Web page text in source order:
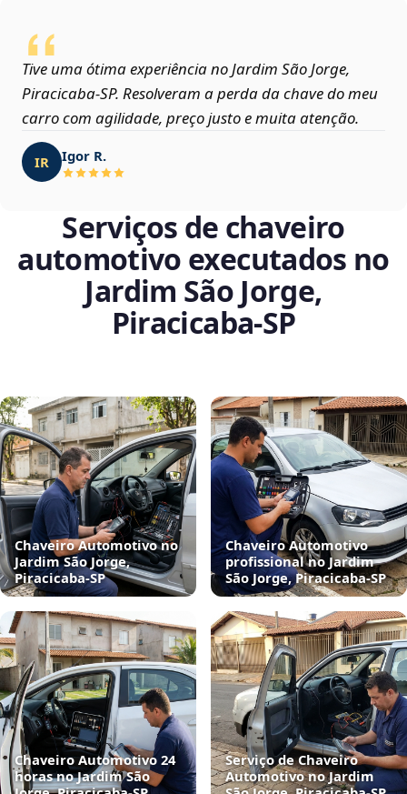
Tive uma ótima experiência no Jardim São Jorge,
Piracicaba‑SP. Resolveram a perda da chave do meu
carro com agilidade, preço justo e muita atenção.
IR Igor R.
Serviços de chaveiro
automotivo executados no
Jardim São Jorge,
Piracicaba‑SP
Chaveiro Automotivo no
Jardim São Jorge,
Piracicaba‑SP
Chaveiro Automotivo
profissional no Jardim
São Jorge, Piracicaba‑SP
Chaveiro Automotivo 24
horas no Jardim São
Serviço de Chaveiro
Automotivo no Jardim